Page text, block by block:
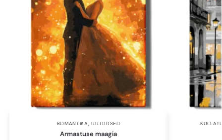
ROMANTIKA,UUTUUSED
Armastuse maagia